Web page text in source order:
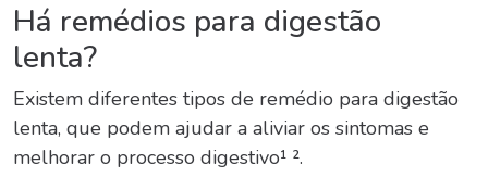
Há remédios para digestão
lenta?
Existem diferentes tipos de remédio para digestão
lenta, que podem ajudar a aliviar os sintomas e
melhorar o processo digestivo¹ ².